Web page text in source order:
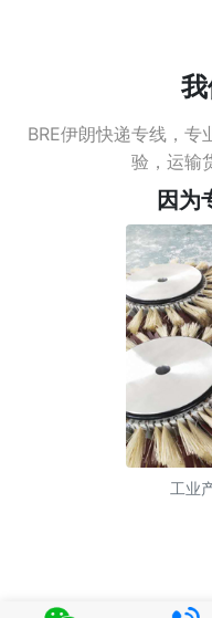
BRE伊朗快递专线，
验，运输
因为
工业